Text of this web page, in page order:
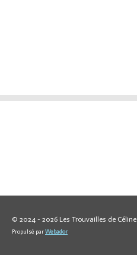
© 2024 - 2026 Les Trouvailles de Céline
Propulsé parWebador